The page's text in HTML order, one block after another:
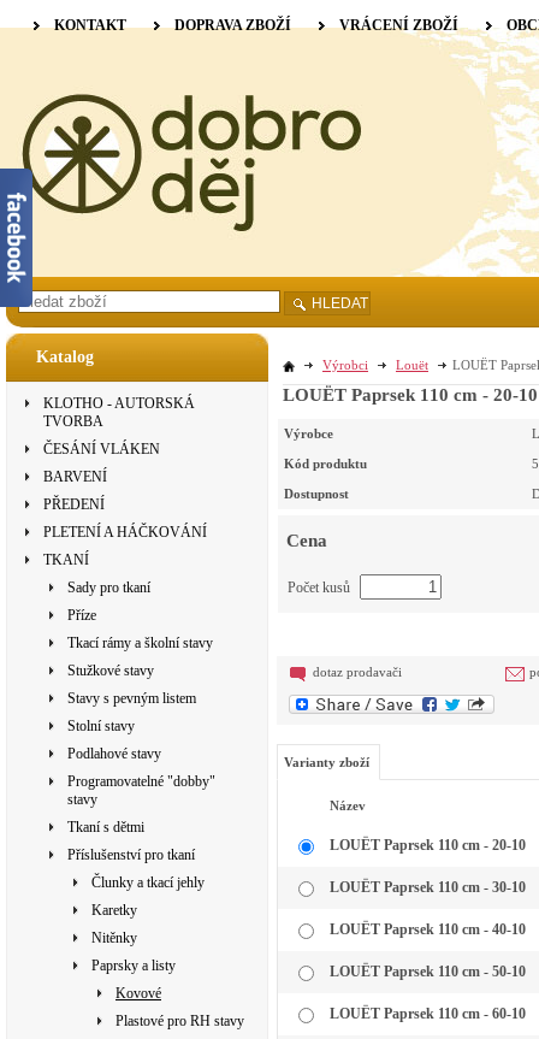
Katalog
KLOTHO - AUTORSKÁ
TVORBA
ČESÁNÍ VLÁKEN
BARVENÍ
PŘEDENÍ
PLETENÍ A HÁČKOVÁNÍ
TKANÍ
Sady pro tkaní
Příze
Tkací rámy a školní stavy
Stužkové stavy
Stavy s pevným listem
Stolní stavy
Podlahové stavy
Programovatelné "dobby"
stavy
Tkaní s dětmi
Příslušenství pro tkaní
Člunky a tkací jehly
Karetky
Nitěnky
Paprsky a listy
Kovové
Plastové pro RH stavy
Výrobci Louët LOUËT
LOUËT Paprsek 110 cm - 20-10
Výrobce
Kód produktu
Dostupnost
Cena
Počet kusů
dotaz prodavači
Varianty zboží
Název
LOUËT Paprsek 110 cm - 20-10
LOUËT Paprsek 110 cm - 30-10
LOUËT Paprsek 110 cm - 40-10
LOUËT Paprsek 110 cm - 50-10
LOUËT Paprsek 110 cm - 60-10
KONTAKT DOPRAVA ZBOŽÍ VRÁCENÍ ZBOŽÍ
HLEDAT